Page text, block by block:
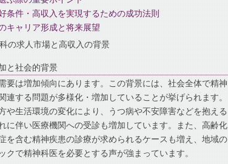
条件・高収入を実現するための成功法則
キャリア形成と将来展望
の求人市場と高収入の背景
と社会的背景
要は増加傾向にあります。この背景には、社会全体で精神
連する問題が多様化・増加していることが挙げられます。
や生活環境の変化により、うつ病や不安障害などを抱える
に伴い医療機関への受診も増加しています。また、高齢化
を含む精神疾患の診療が求められるケースも増え、地域の
クで精神科医を必要とする声が強まっています。